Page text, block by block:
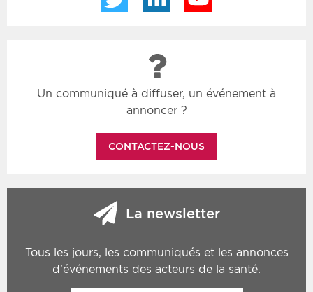
Un communiqué à diffuser, un événement à
annoncer ?
CONTACTEZ-NOUS
La newsletter
Tous les jours, les communiqués et les annonces
d'événements des acteurs de la santé.